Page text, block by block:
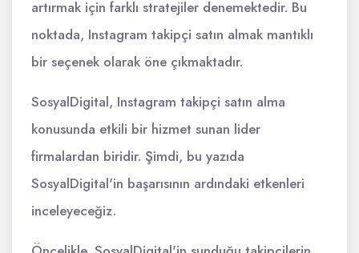
artırmak için farklı stratejiler denemektedir. Bu
noktada, Instagram takipçi satın almak mantıklı
bir seçenek olarak öne çıkmaktadır.
SosyalDigital, Instagram takipçi satın alma
konusunda etkili bir hizmet sunan lider
firmalardan biridir. Şimdi, bu yazıda
SosyalDigital'in başarısının ardındaki etkenleri
inceleyeceğiz.